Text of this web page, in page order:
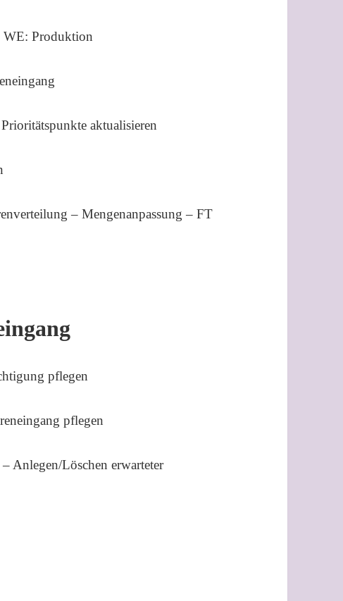
WE: Produktion
aktualisieren
– Mengenanpassung – FT
pflegen
pflegen
Anlegen/Löschen erwarteter